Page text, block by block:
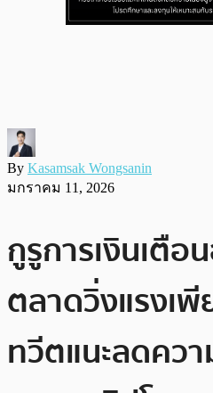
By Kasamsak Wongsanin
มกราคม 11, 2026
กูรูการเงินเตือ
ตลาดวิ่งแรงเพี
ทวีตแนะลดคว